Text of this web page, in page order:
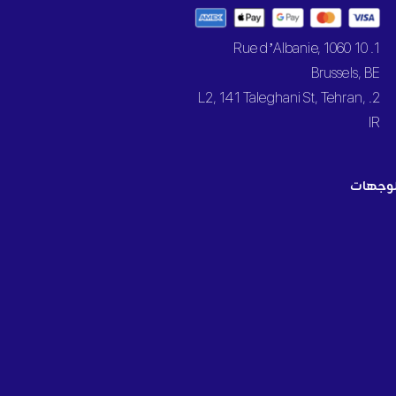
1. 10 Rue d’Albanie, 1060
Brussels, BE
2. L2, 141 Taleghani St, Tehran,
IR